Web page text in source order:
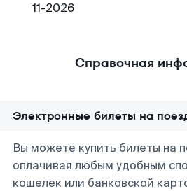
11-2026
Справочная
Электронные билеты на
Вы можете купить билеты на
оплачивая любым удобным
кошелек или банковской